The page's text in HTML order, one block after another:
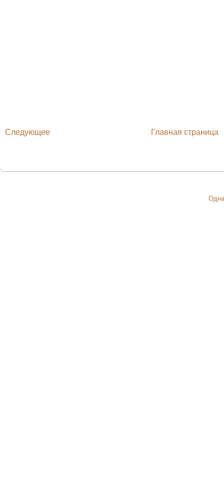
Следующее Главная страница